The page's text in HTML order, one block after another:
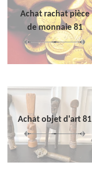
Achat rachat pièce
de monnaie 81
Achat objet d'art 81